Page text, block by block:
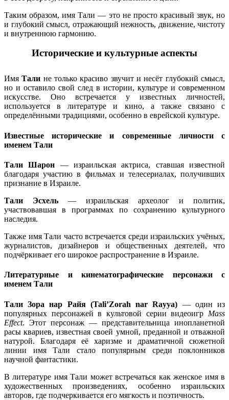
Таким образом, имя Тали — это не просто красивый звук, но
и глубокий смысл, отражающий нежность, движение, чистоту
и внутреннюю гармонию.
Исторические и культурные аспекты
ИмяТали не только красиво звучит и несёт глубокий смысл,
но и оставило свой след в истории, культуре и современном
искусстве. Оно встречается у известных личностей,
используется в литературе и кино, а также связано с
определёнными традициями, особенно в еврейской культуре.
Известные исторические и современные личности с
именем Тали
Тали Шарон — израильская актриса, ставшая известной
благодаря участию в фильмах и телесериалах, получивших
признание в Израиле.
Тали Эсхель — израильская археолог и политик,
участвовавшая в программах по сохранению культурного
наследия.
Также имя Тали часто встречается среди израильских учёных,
журналистов, дизайнеров и общественных деятелей, что
подчёркивает его широкое распространение в Израиле.
Литературные и кинематографические персонажи с
именем Тали
Тали Зора нар Райя (Tali’Zorah nar Rayya) — один из
популярных персонажей в культовой серии видеоигр Mass
Effect. Этот персонаж — представительница инопланетной
расы квариев, известная своей умной, преданной и отважной
натурой. Благодаря её харизме и драматичной сюжетной
линии имя Тали стало популярным среди поклонников
научной фантастики.
В литературе имя Тали может встречаться как женское имя в
художественных произведениях, особенно израильских
авторов, где подчеркивается его мягкость и поэтичность.